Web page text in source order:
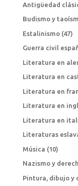
Antigüedad
Budismo y
Estalinismo(47)
Guerra civil
Literatura en
Literatura en
Literatura en
Literatura en
Literatura en
Literaturas
Música (10)
Nazismo y
Pintura, dibujo y